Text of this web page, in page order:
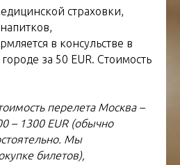
страховки,
в консульстве в
за 50 EUR. Стоимость
перелета Москва –
– 1300 EUR (обычно
Мы
билетов),